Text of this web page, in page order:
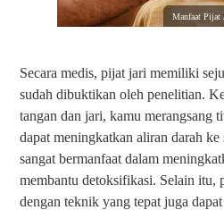
Manfaat Pijat
Secara medis, pijat jari memiliki
sudah dibuktikan oleh penelitian.
tangan dan jari, kamu merangsang
dapat meningkatkan aliran darah
sangat bermanfaat dalam
membantu detoksifikasi. Selain itu,
dengan teknik yang tepat juga